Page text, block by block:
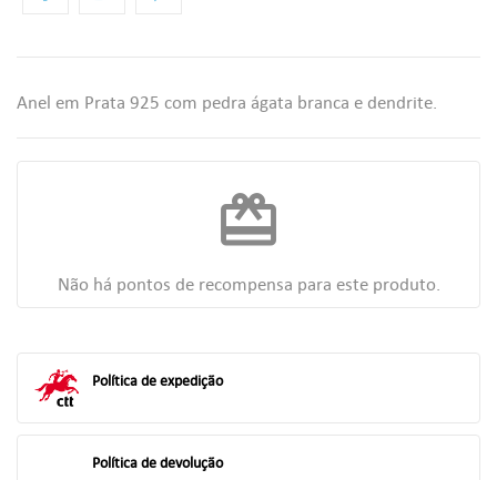
redeem
Não há pontos de recompensa para este produto.
Anel em Prata 925 com pedra ágata branca e dendrite.
Política de expedição
Política de devolução
AS MINHAS LISTAS DE DESEJOS
((TITLE))
((LABEL))
Você precisa estar logado para salvar produtos em sua lista de